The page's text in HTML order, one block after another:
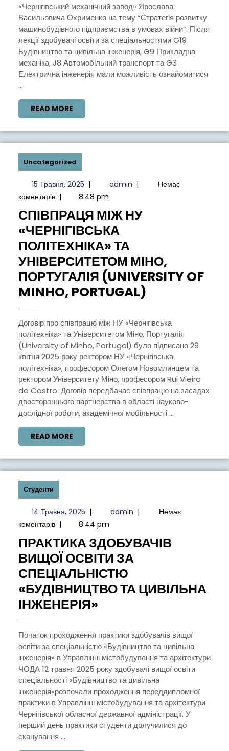
“СТРАТЕГІЯ
РОЗВИТКУ
МАШИНОБУДІВНОГО
ПІДПРИЄМСТВА
В
ВІЙНИ”
«Чернігівський механічний завод» Ярослава
Васильовича Охрименко на тему “Стратегія розвитку
машинобудівного підприємства в умовах війни”. Після
лекції здобувачі освіти за спеціальностями G19
Будівництво та цивільна інженерія, G9 Прикладна
механіка, J8 Автомобільний транспорт та G3
Електрична інженерія мали можливість ознайомитися
...
READ MORE
MORE
Uncategorized
15 Травня, 202515
Травня,
2025
| admin admin
|
Немає
коментарів | 8:48 pm
СПІВПРАЦЯ МІЖ НУ
«ЧЕРНІГІВСЬКА
ПОЛІТЕХНІКА» ТА
УНІВЕРСИТЕТОМ МІНО,
ПОРТУГАЛІЯ (UNIVERSITY OF
MINHO, PORTUGAL)
НУ
ТА
МІНО,
ПОРТУГАЛІЯ
MINHO,
PORTUGAL)
Договір про співпрацю між НУ «Чернігівська
політехніка» та Університетом Міно, Португалія
(University of Minho, Portugal) було підписано 29
квітня 2025 року ректором НУ «Чернігівська
політехніка», професором Олегом Новомлинцем та
ректором Університету Міно, професором Rui Vieira
de Castro. Договір передбачає співпрацю на засадах
двостороннього партнерства в області науково-
дослідної роботи, академічної мобільності ...
READ MORE
MORE
Студенти
14 Травня, 202514
Травня,
2025
| admin admin
|
Немає
коментарів | 8:44 pm
ПРАКТИКА ЗДОБУВАЧІВ
ВИЩОЇ ОСВІТИ ЗА
СПЕЦІАЛЬНІСТЮ
«БУДІВНИЦТВО ТА ЦИВІЛЬНА
ІНЖЕНЕРІЯ»
ВИЩОЇ
ОСВІТИ
ЗА
СПЕЦІАЛЬНІСТЮ
«БУДІВНИЦТВО
ТА
ЦИВІЛЬНА
Початок проходження практики здобувачів вищої
освіти за спеціальністю «Будівництво та цивільна
інженерія» в Управлінні містобудування та архітектури
ЧОДА 12 травня 2025 року здобувачі вищої освіти
спеціальності «Будівництво та цивільна
інженерія»розпочали проходження переддипломної
практики в Управлінні містобудування та архітектури
Чернігівської обласної державної адміністрації. У
перший день практики студенти долучилися до
сканування ...